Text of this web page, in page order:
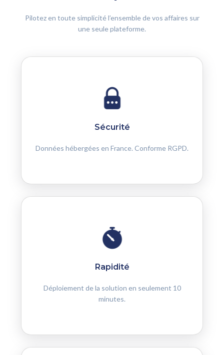
Pilotez en toute simplicité l’ensemble de vos affaires sur
une seule plateforme.
Sécurité
Données hébergées en France. Conforme RGPD.
Rapidité
Déploiement de la solution en seulement 10
minutes.